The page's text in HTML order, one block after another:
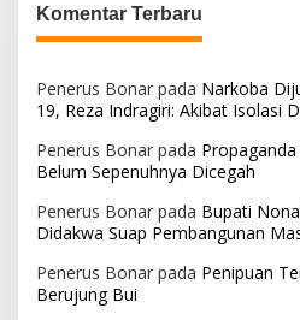
Komentar Terbaru
Penerus Bonar pada Narkoba
19, Reza Indragiri: Akibat Isolasi
Penerus Bonar pada
Belum Sepenuhnya Dicegah
Penerus Bonar pada Bupati
Didakwa Suap Pembangunan
Penerus Bonar pada Penipuan
Berujung Bui